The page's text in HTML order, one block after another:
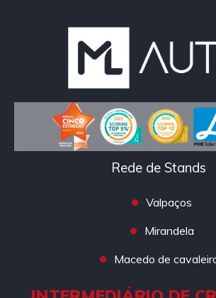
Rede de Stands
Valpaços
Mirandela
Macedo de